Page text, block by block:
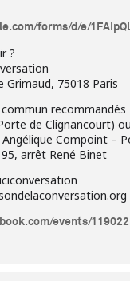
forms/d/e/
?
Grimaud, 75018 Paris
recommandés
de Clignancourt)
Compoint –
arrêt René Binet
events/